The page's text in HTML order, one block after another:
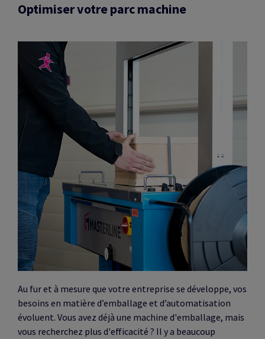
Optimiser votre parc machine
Au fur et à mesure que votre entreprise se développe, vos
besoins en matière d’emballage et d’automatisation
évoluent. Vous avez déjà une machine d'emballage, mais
vous recherchez plus d'efficacité ? Il y a beaucoup